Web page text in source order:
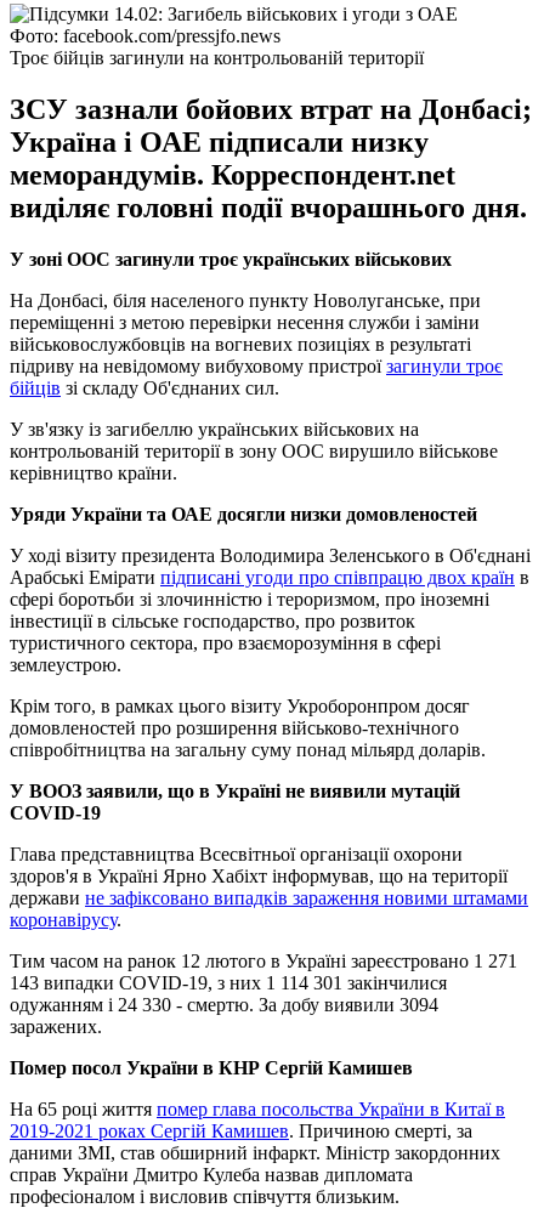
Фото: facebook.com/pressjfo.news
Троє бійців загинули на контрольованій території
ЗСУ зазнали бойових втрат на Донбасі;
Україна і ОАЕ підписали низку
меморандумів. Корреспондент.net
виділяє головні події вчорашнього дня.
У зоні ООС загинули троє українських військових
На Донбасі, біля населеного пункту Новолуганське, при
переміщенні з метою перевірки несення служби і заміни
військовослужбовців на вогневих позиціях в результаті
підриву на невідомому вибуховому пристроїзагинули троє
бійців зі складу Об'єднаних сил.
У зв'язку із загибеллю українських військових на
контрольованій території в зону ООС вирушило військове
керівництво країни.
Уряди України та ОАЕ досягли низки домовленостей
У ході візиту президента Володимира Зеленського в Об'єднані
Арабські Емірати підписані угоди про співпрацю двох країн в
сфері боротьби зі злочинністю і тероризмом, про іноземні
інвестиції в сільське господарство, про розвиток
туристичного сектора, про взаєморозуміння в сфері
землеустрою.
Крім того, в рамках цього візиту Укроборонпром досяг
домовленостей про розширення військово-технічного
співробітництва на загальну суму понад мільярд доларів.
У ВООЗ заявили, що в Україні не виявили мутацій
COVID-19
Глава представництва Всесвітньої організації охорони
здоров'я в Україні Ярно Хабіхт інформував, що на території
держави не зафіксовано випадків зараження новими штамами
коронавірусу.
Тим часом на ранок 12 лютого в Україні зареєстровано 1 271
143 випадки COVID-19, з них 1 114 301 закінчилися
одужанням і 24 330 - смертю. За добу виявили 3094
заражених.
Помер посол України в КНР Сергій Камишев
На 65 році життя помер глава посольства України в Китаї в
2019-2021 роках Сергій Камишев. Причиною смерті, за
даними ЗМІ, став обширний інфаркт. Міністр закордонних
справ України Дмитро Кулеба назвав дипломата
професіоналом і висловив співчуття близьким.